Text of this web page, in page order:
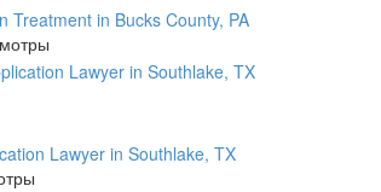
Treatment in Bucks County, PA
Lawyer in Southlake, TX